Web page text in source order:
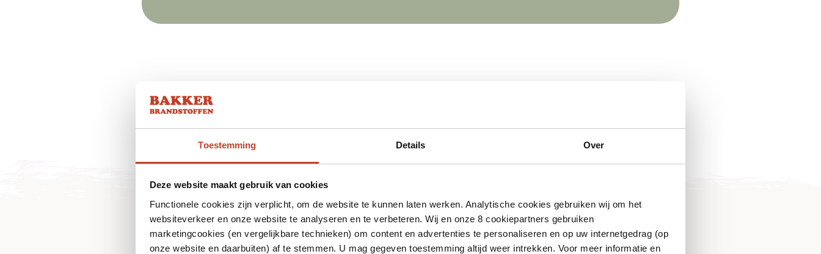
Toestemming Details Over
Deze website maakt gebruik van cookies
Functionele cookies zijn verplicht, om de website te kunnen laten werken. Analytische cookies gebruiken wij om het
websiteverkeer en onze website te analyseren en te verbeteren. Wij en onze 8 cookiepartners gebruiken
marketingcookies (en vergelijkbare technieken) om content en advertenties te personaliseren en op uw internetgedrag (op
onze website en daarbuiten) af te stemmen. U mag gegeven toestemming altijd weer intrekken. Voor meer informatie en